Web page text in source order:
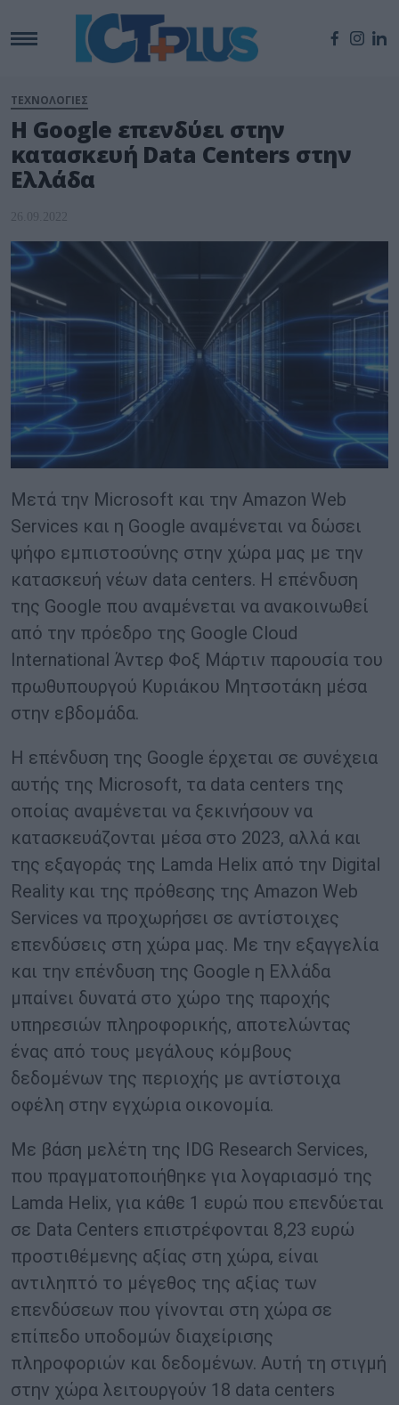
ΤΕΧΝΟΛΟΓΙΕΣ
Η Google επενδύει στην
κατασκευή Data Centers στην
Ελλάδα
26.09.2022
Μετά την Microsoft και την Amazon Web
Services και η Google αναμένεται να δώσει
ψήφο εμπιστοσύνης στην χώρα μας με την
κατασκευή νέων data centers. Η επένδυση
της Google που αναμένεται να ανακοινωθεί
από την πρόεδρο της Google Cloud
International Άντερ Φοξ Μάρτιν παρουσία του
πρωθυπουργού Κυριάκου Μητσοτάκη μέσα
στην εβδομάδα.
Η επένδυση της Google έρχεται σε συνέχεια
αυτής της Microsoft, τα data centers της
οποίας αναμένεται να ξεκινήσουν να
κατασκευάζονται μέσα στο 2023, αλλά και
της εξαγοράς της Lamda Helix από την Digital
Reality και της πρόθεσης της Amazon Web
Services να προχωρήσει σε αντίστοιχες
επενδύσεις στη χώρα μας. Με την εξαγγελία
και την επένδυση της Google η Ελλάδα
μπαίνει δυνατά στο χώρο της παροχής
υπηρεσιών πληροφορικής, αποτελώντας
ένας από τους μεγάλους κόμβους
δεδομένων της περιοχής με αντίστοιχα
οφέλη στην εγχώρια οικονομία.
Με βάση μελέτη της IDG Research Services,
που πραγματοποιήθηκε για λογαριασμό της
Lamda Helix, για κάθε 1 ευρώ που επενδύεται
σε Data Centers επιστρέφονται 8,23 ευρώ
προστιθέμενης αξίας στη χώρα, είναι
αντιληπτό το μέγεθος της αξίας των
επενδύσεων που γίνονται στη χώρα σε
επίπεδο υποδομών διαχείρισης
πληροφοριών και δεδομένων. Αυτή τη στιγμή
στην χώρα λειτουργούν 18 data centers